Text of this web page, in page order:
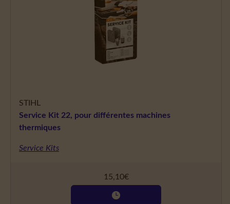
STIHL
Service Kit 22, pour différentes machines
thermiques
Service Kits
15,10€